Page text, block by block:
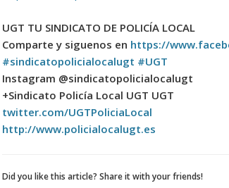
UGT TU SINDICATO DE POLICÍA LOCAL
Comparte y siguenos en https://
#sindicatopolicialocalugt #UGT
Instagram @sindicatopolicialocalugt
+Sindicato Policía Local UGT UGT
twitter.com/UGTPoliciaLocal
http://www.policialocalugt.es
Did you like this article? Share it with your friends!